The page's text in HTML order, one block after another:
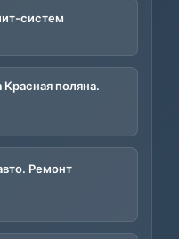
систем
поляна.
Ремонт